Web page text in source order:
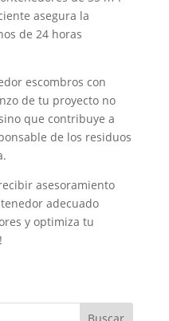
asegura la
de 24 horas
escombros con
de tu proyecto no
que contribuye a
de los residuos
asesoramiento
adecuado
y optimiza tu